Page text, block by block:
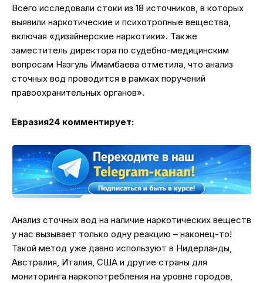
Всего исследовали стоки из 18 источников, в которых
выявили наркотические и психотропные вещества,
включая «дизайнерские наркотики». Также
заместитель директора по судебно-медицинским
вопросам Назгуль Имамбаева отметила, что анализ
сточных вод проводится в рамках поручений
правоохранительных органов».
Евразия24 комментирует:
Анализ сточных вод на наличие наркотических веществ
у нас вызывает только одну реакцию – наконец-то!
Такой метод уже давно используют в Нидерланды,
Австралия, Италия, США и другие страны для
мониторинга наркопотребления на уровне городов,